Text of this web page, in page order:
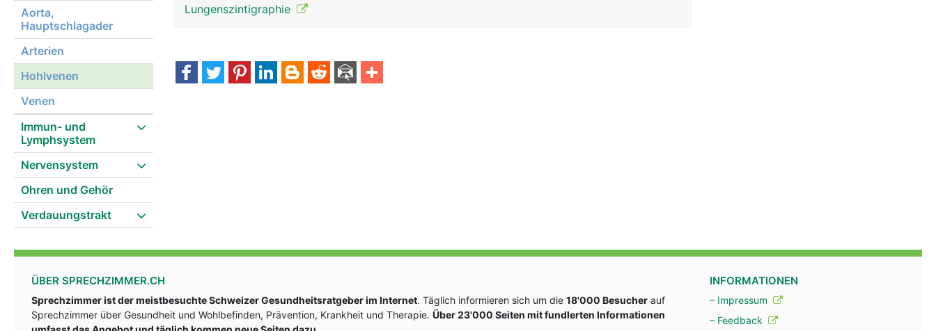
Aorta,
Hauptschlagader
Arterien
Hohlvenen
Venen
Immun- und
Lymphsystem
Nervensystem
Ohren und Gehör
Verdauungstrakt
Lungenszintigraphie
ÜBER SPRECHZIMMER.CH
Sprechzimmer ist der meistbesuchte Schweizer Gesundheitsratgeber im Internet. Täglich informieren sich um die 18'000 Besucher auf
Sprechzimmer über Gesundheit und Wohlbefinden, Prävention, Krankheit und Therapie. Über 23'000 Seiten mit fundlerten Informationen
INFORMATIONEN
– Impressum
– Feedback